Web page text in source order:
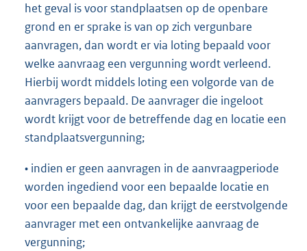
het geval is voor standplaatsen op de openbare
grond en er sprake is van op zich vergunbare
aanvragen, dan wordt er via loting bepaald voor
welke aanvraag een vergunning wordt verleend.
Hierbij wordt middels loting een volgorde van de
aanvragers bepaald. De aanvrager die ingeloot
wordt krijgt voor de betreffende dag en locatie een
standplaatsvergunning;
• indien er geen aanvragen in de aanvraagperiode
worden ingediend voor een bepaalde locatie en
voor een bepaalde dag, dan krijgt de eerstvolgende
aanvrager met een ontvankelijke aanvraag de
vergunning;